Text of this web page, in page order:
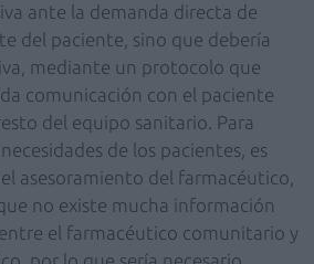
ante la demanda directa de
del paciente, sino que debería
mediante un protocolo que
comunicación con el paciente
del equipo sanitario. Para
de los pacientes, es
asesoramiento del farmacéutico,
no existe mucha información
el farmacéutico comunitario y